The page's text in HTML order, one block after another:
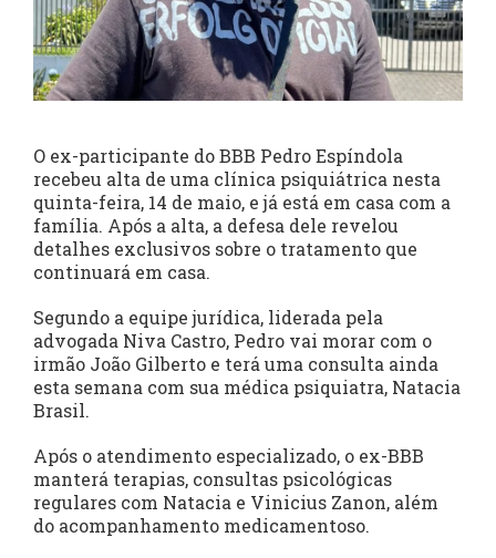
O ex-participante do BBB Pedro Espíndola
recebeu alta de uma clínica psiquiátrica nesta
quinta-feira, 14 de maio, e já está em casa com a
família. Após a alta, a defesa dele revelou
detalhes exclusivos sobre o tratamento que
continuará em casa.
Segundo a equipe jurídica, liderada pela
advogada Niva Castro, Pedro vai morar com o
irmão João Gilberto e terá uma consulta ainda
esta semana com sua médica psiquiatra, Natacia
Brasil.
Após o atendimento especializado, o ex-BBB
manterá terapias, consultas psicológicas
regulares com Natacia e Vinicius Zanon, além
do acompanhamento medicamentoso.